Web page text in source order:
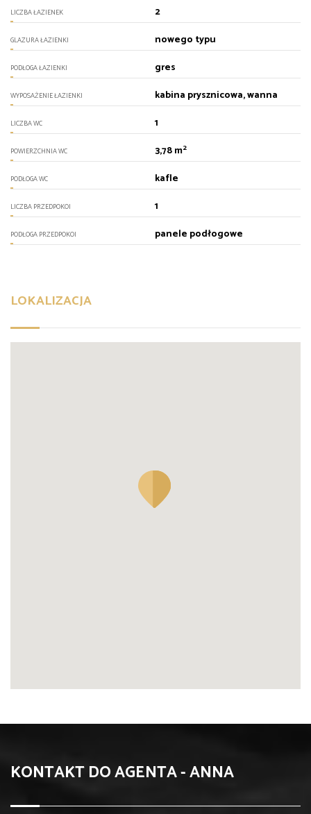
LICZBA ŁAZIENEK 2
GLAZURA ŁAZIENKI nowego typu
PODŁOGA ŁAZIENKI gres
WYPOSAŻENIE ŁAZIENKI kabina prysznicowa, wanna
LICZBA WC 1
POWIERZCHNIA WC 3,78 m2
PODŁOGA WC kafle
LICZBA PRZEDPOKOI 1
PODŁOGA PRZEDPOKOI panele podłogowe
LOKALIZACJA
KONTAKT DO AGENTA - ANNA